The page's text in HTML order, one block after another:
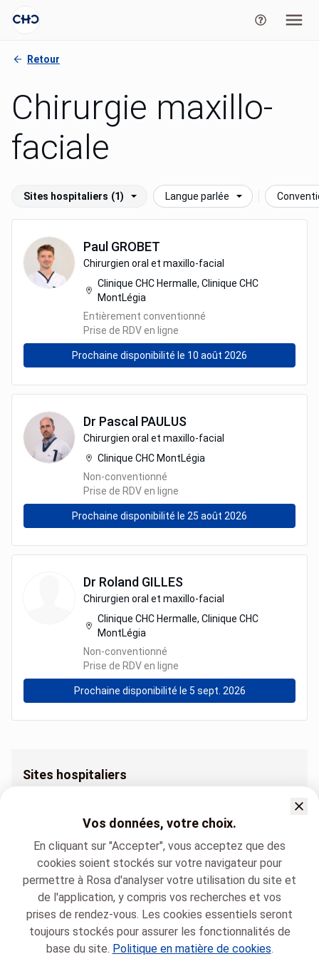
Retour
Chirurgie maxillo-
faciale
Sites hospitaliers (1) Langue parlée
Paul GROBET
Chirurgien oral et maxillo-facial
Clinique CHC Hermalle, Clinique CHC
MontLégia
Entièrement conventionné
Prise de RDV en ligne
Prochaine disponibilité le 10 août 2026
Dr Pascal PAULUS
Chirurgien oral et maxillo-facial
Clinique CHC MontLégia
Non-conventionné
Prise de RDV en ligne
Prochaine disponibilité le 25 août 2026
Dr Roland GILLES
Chirurgien oral et maxillo-facial
Clinique CHC Hermalle, Clinique CHC
MontLégia
Non-conventionné
Prise de RDV en ligne
Prochaine disponibilité le 5 sept. 2026
Sites hospitaliers
Chirurgie maxillo-faciale Clinique CHC Heusy
Chirurgie maxillo-faciale Clinique CHC Waremme
Vos données, votre choix.
En cliquant sur "Accepter", vous acceptez que des
cookies soient stockés sur votre navigateur pour
permettre à Rosa d'analyser votre utilisation du site et
de l'application, y compris vos recherches et vos
prises de rendez-vous. Les cookies essentiels seront
toujours stockés pour assurer les fonctionnalités de
base du site. Politique en matière de cookies.